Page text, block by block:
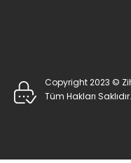
Copyright 2023 ©
Tüm Hakları